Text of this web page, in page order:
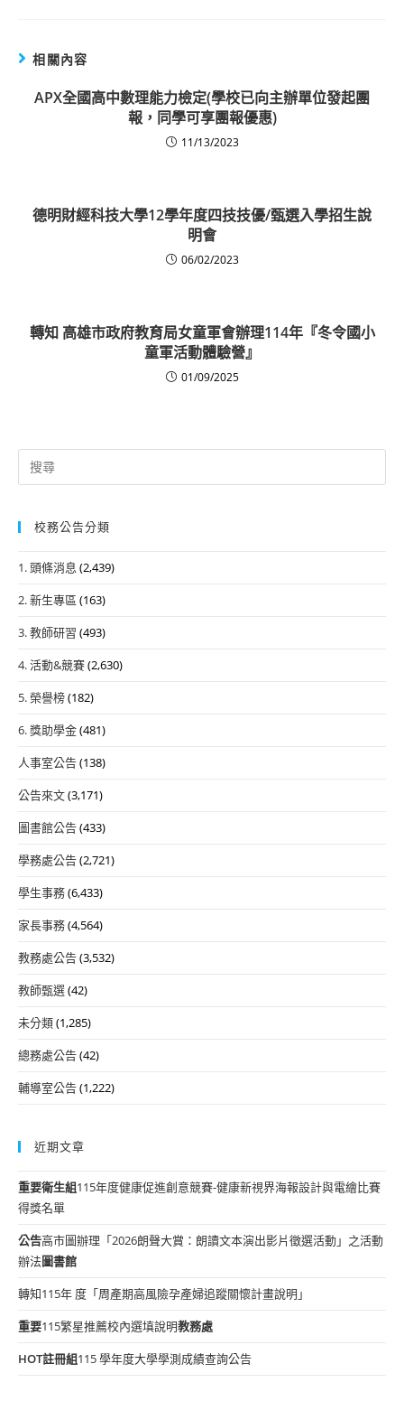
相關內容
APX全國高中數理能力檢定(學校已向主辦單位發起團
報，同學可享團報優惠)
11/13/2023
德明財經科技大學12學年度四技技優/甄選入學招生說
明會
06/02/2023
轉知 高雄市政府教育局女童軍會辦理114年『冬令國小
童軍活動體驗營』
01/09/2025
Search
for:
校務公告分類
1. 頭條消息 (2,439)
2. 新生專區 (163)
3. 教師研習 (493)
4. 活動&競賽(2,630)
5. 榮譽榜(182)
6. 獎助學金(481)
人事室公告(138)
公告來文(3,171)
圖書館公告(433)
學務處公告(2,721)
學生事務(6,433)
家長事務(4,564)
教務處公告(3,532)
教師甄選(42)
未分類(1,285)
總務處公告(42)
輔導室公告(1,222)
近期文章
重要衛生組115年度健康促進創意競賽-健康新視界海報設計與電繪比賽
得獎名單
公告高市圖辦理「2026朗聲大賞：朗讀文本演出影片徵選活動」之活動
辦法圖書館
轉知115年 度「周產期高風險孕產婦追蹤關懷計畫說明」
重要115繁星推薦校內選填說明教務處
HOT註冊組115 學年度大學學測成績查詢公告